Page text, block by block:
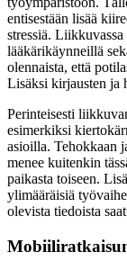
entisestään lisää
stressiä.
lääkärikäynneillä
olennaista, että
Lisäksi kirjausten ja
Perinteisesti
esimerkiksi
asioilla. Tehokkaan
menee kuitenkin
paikasta toiseen.
ylimääräisiä
olevista tiedoista